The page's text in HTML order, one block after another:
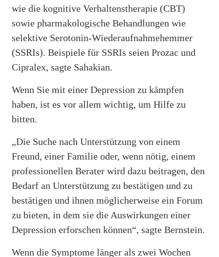
wie die kognitive Verhaltenstherapie (CBT)
sowie pharmakologische Behandlungen wie
selektive Serotonin-Wiederaufnahmehemmer
(SSRIs). Beispiele für SSRIs seien Prozac und
Cipralex, sagte Sahakian.
Wenn Sie mit einer Depression zu kämpfen
haben, ist es vor allem wichtig, um Hilfe zu
bitten.
„Die Suche nach Unterstützung von einem
Freund, einer Familie oder, wenn nötig, einem
professionellen Berater wird dazu beitragen, den
Bedarf an Unterstützung zu bestätigen und zu
bestätigen und ihnen möglicherweise ein Forum
zu bieten, in dem sie die Auswirkungen einer
Depression erforschen können“, sagte Bernstein.
Wenn die Symptome länger als zwei Wochen